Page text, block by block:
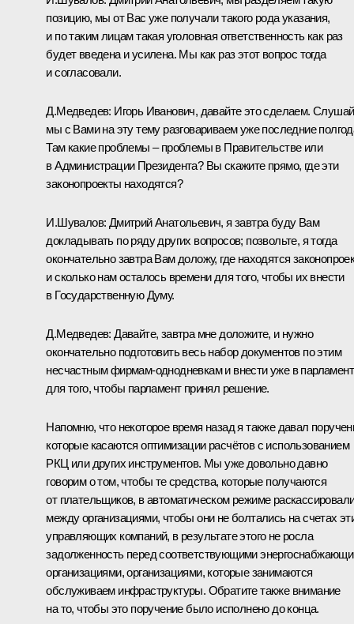
позицию, мы от Вас уже получали такого рода указания,
и по таким лицам такая уголовная ответственность как раз
будет введена и усилена. Мы как раз этот вопрос тогда
и согласовали.
Д.Медведев: Игорь Иванович, давайте это сделаем.
мы с Вами на эту тему разговариваем уже последние
Там какие проблемы – проблемы в Правительстве или
в Администрации Президента? Вы скажите прямо, где эти
законопроекты находятся?
И.Шувалов: Дмитрий Анатольевич, я завтра буду Вам
докладывать по ряду других вопросов; позвольте, я тогда
окончательно завтра Вам доложу, где находятся
и сколько нам осталось времени для того, чтобы их внести
в Государственную Думу.
Д.Медведев: Давайте, завтра мне доложите, и нужно
окончательно подготовить весь набор документов по этим
несчастным фирмам-однодневкам и внести уже в парламент
для того, чтобы парламент принял решение.
Напомню, что некоторое время назад я также давал
которые касаются оптимизации расчётов с использованием
РКЦ или других инструментов. Мы уже довольно давно
говорим о том, чтобы те средства, которые получаются
от плательщиков, в автоматическом режиме
между организациями, чтобы они не болтались на счетах
управляющих компаний, в результате этого не росла
задолженность перед соответствующими
организациями, организациями, которые занимаются
обслуживаем инфраструктуры. Обратите также внимание
на то, чтобы это поручение было исполнено до конца.